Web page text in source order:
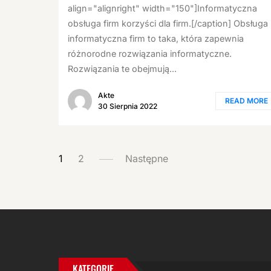
align="alignright" width="150"]Informatyczna
obsługa firm korzyści dla firm.[/caption] Obsługa
informatyczna firm to taka, która zapewnia
różnorodne rozwiązania informatyczne.
Rozwiązania te obejmują...
Akte
30 Sierpnia 2022
READ MORE
STRONICOWANIE
1 2 Następne